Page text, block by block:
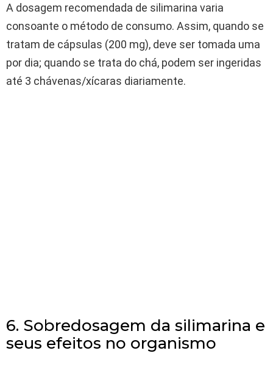
A dosagem recomendada de silimarina varia
consoante o método de consumo. Assim, quando se
tratam de cápsulas (200 mg), deve ser tomada uma
por dia; quando se trata do chá, podem ser ingeridas
até 3 chávenas/xícaras diariamente.
6. Sobredosagem da silimarina e
seus efeitos no organismo